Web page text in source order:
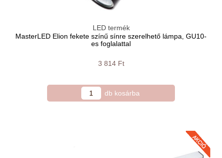
LED termék
MasterLED Elion fekete színű sínre szerelhető lámpa, GU10-
es foglalattal
3 814 Ft